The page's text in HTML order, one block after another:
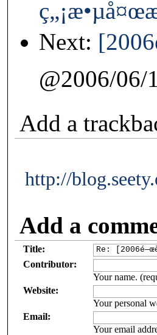
Next:
@2006/06/
Add a
http://
Add a
Title:
Contributor:
Your name.
Website:
Your personal
Email:
Your email